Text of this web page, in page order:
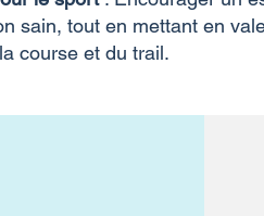
sain, tout en mettant en
course et du trail.​